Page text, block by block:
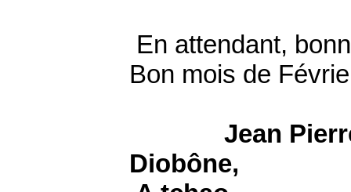
En attendant,
Bon mois de Février
Jean
Diobône,